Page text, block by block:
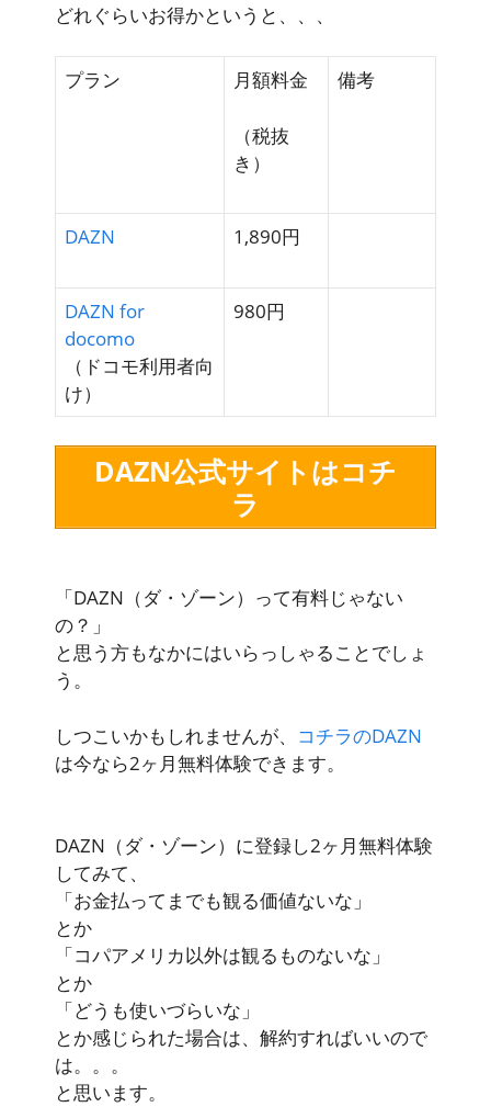
どれぐらいお得かというと、、、
プラン 月額料金
（税抜
き）
備考
DAZN 1,890円
DAZN for
docomo
（ドコモ利用者向
け）
980円
DAZN公式サイトはコチ
ラ
「DAZN（ダ・ゾーン）って有料じゃない
の？」
と思う方もなかにはいらっしゃることでしょ
う。
しつこいかもしれませんが、 コチラのDAZN
は今なら2ヶ月無料体験できます。
DAZN（ダ・ゾーン）に登録し2ヶ月無料体験
してみて、
「お金払ってまでも観る価値ないな」
とか
「コパアメリカ以外は観るものないな」
とか
「どうも使いづらいな」
とか感じられた場合は、解約すればいいので
は。。。
と思います。